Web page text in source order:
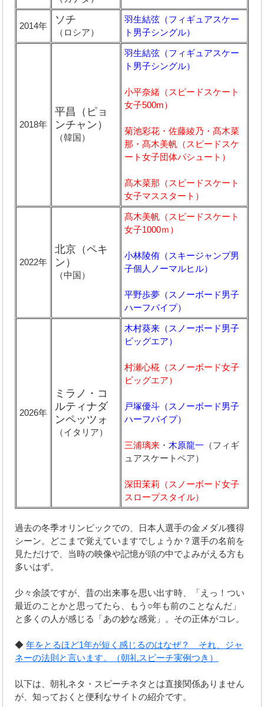
2014年
ソチ
（ロシア）
羽生結弦（フィギュアスケー
ト男子シングル）
2018年
平昌（ピョ
ンチャン）
（韓国）
羽生結弦（フィギュアスケー
ト男子シングル）
小平奈緒（スピードスケート
女子500m）
菊池彩花・佐藤綾乃・髙木菜
那・髙木美帆（スピードスケ
ート女子団体パシュート）
髙木菜那（スピードスケート
女子マススタート）
2022年
北京（ペキ
ン）
（中国）
髙木美帆（スピードスケート
女子1000ｍ）
小林陵侑（スキージャンプ男
子個人ノーマルヒル）
平野歩夢（スノーボード男子
ハーフパイプ）
2026年
ミラノ・コ
ルティナダ
ンペッツォ
（イタリア）
木村葵来（スノーボード男子
ビッグエア）
村瀬心椛（スノーボード女子
ビッグエア）
戸塚優斗（スノーボード男子
ハーフパイプ）
三浦璃来 ・ 木原龍一 （フィギ
ュアスケートペア）
深田茉莉（スノーボード女子
スロープスタイル）
過去の冬季オリンピックでの、日本人選手の金メダル獲得
シーン。どこまで覚えていますでしょうか？選手の名前を
見ただけで、当時の映像や記憶が頭の中でよみがえる方も
多いはず。
少々余談ですが、昔の出来事を思い出す時、「えっ！つい
最近のことかと思ってたら、もう○年も前のことなんだ」
と多くの人が感じる「あの妙な感覚」。その正体がコレ。
◆年をとるほど1年が短く感じるのはなぜ？ それ、ジャ
ネーの法則と言います。（朝礼スピーチ実例つき）
以下は、朝礼ネタ・スピーチネタとは直接関係ありません
が、知っておくと便利なサイトの紹介です。